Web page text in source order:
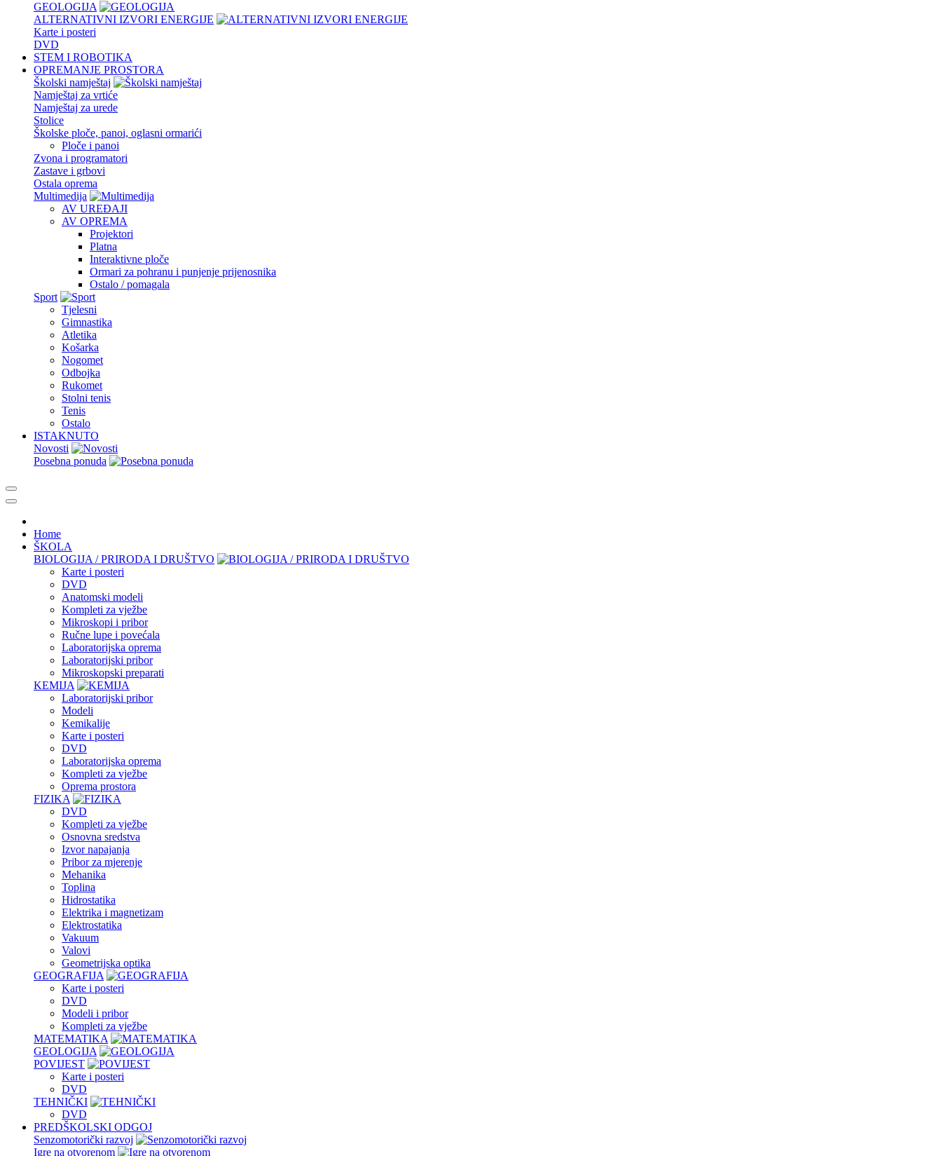
GEOLOGIJA
ALTERNATIVNI IZVORI ENERGIJE
Karte i posteri
DVD
STEM I ROBOTIKA
OPREMANJE PROSTORA
Školski namještaj
Namještaj za vrtiće
Namještaj za urede
Stolice
Školske ploče, panoi, oglasni ormarići
Ploče i panoi
Zvona i programatori
Zastave i grbovi
Ostala oprema
Multimedija
AV UREĐAJI
AV OPREMA
Projektori
Platna
Interaktivne ploče
Ormari za pohranu i punjenje prijenosnika
Ostalo / pomagala
Sport
Tjelesni
Gimnastika
Atletika
Košarka
Nogomet
Odbojka
Rukomet
Stolni tenis
Tenis
Ostalo
ISTAKNUTO
Novosti
Posebna ponuda
Home
ŠKOLA
BIOLOGIJA / PRIRODA I DRUŠTVO
Karte i posteri
DVD
Anatomski modeli
Kompleti za vježbe
Mikroskopi i pribor
Ručne lupe i povećala
Laboratorijska oprema
Laboratorijski pribor
Mikroskopski preparati
KEMIJA
Laboratorijski pribor
Modeli
Kemikalije
Karte i posteri
DVD
Laboratorijska oprema
Kompleti za vježbe
Oprema prostora
FIZIKA
DVD
Kompleti za vježbe
Osnovna sredstva
Izvor napajanja
Pribor za mjerenje
Mehanika
Toplina
Hidrostatika
Elektrika i magnetizam
Elektrostatika
Vakuum
Valovi
Geometrijska optika
GEOGRAFIJA
Karte i posteri
DVD
Modeli i pribor
Kompleti za vježbe
MATEMATIKA
GEOLOGIJA
POVIJEST
Karte i posteri
DVD
TEHNIČKI
DVD
PREDŠKOLSKI ODGOJ
Senzomotorički razvoj
Igre na otvorenom